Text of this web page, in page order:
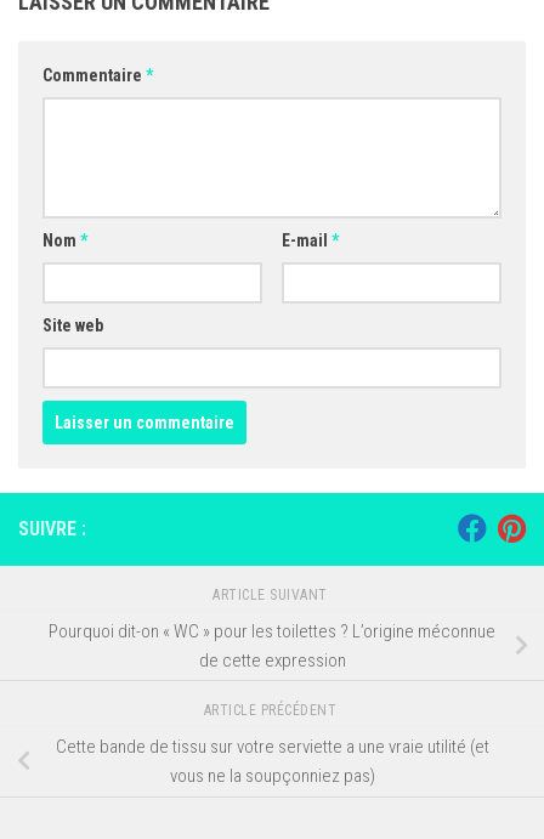
Commentaire *
Nom * E-mail *
Site web
SUIVRE :
ARTICLE SUIVANT
Pourquoi dit-on « WC » pour les toilettes ? L’origine méconnue
de cette expression
ARTICLE PRÉCÉDENT
Cette bande de tissu sur votre serviette a une vraie utilité (et
vous ne la soupçonniez pas)